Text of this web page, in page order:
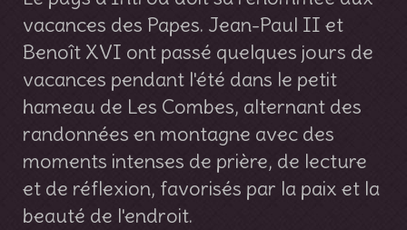
vacances des Papes. Jean-Paul II et
Benoît XVI ont passé quelques jours de
vacances pendant l'été dans le petit
hameau de Les Combes, alternant des
randonnées en montagne avec des
moments intenses de prière, de lecture
et de réflexion, favorisés par la paix et la
beauté de l'endroit.